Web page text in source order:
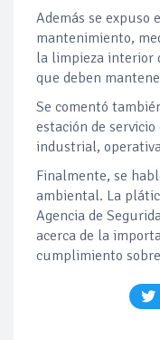
Además se expuso
mantenimiento,
la limpieza interior
que deben
Se comentó
estación de
industrial,
Finalmente, se
ambiental. La
Agencia de
acerca de la
cumplimiento